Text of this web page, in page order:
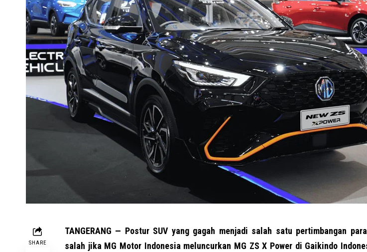
SHARE
TANGERANG — Postur SUV yang gagah menjadi salah satu pertimbangan
salah jika MG Motor Indonesia meluncurkan MG ZS X Power di Gaikindo